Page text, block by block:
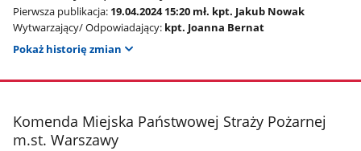
Pierwsza publikacja: 19.04.2024 15:20 mł. kpt. Jakub Nowak
Wytwarzający/ Odpowiadający: kpt. Joanna Bernat
Pokaż historię zmian
stopka
Komenda Miejska Państwowej Straży Pożarnej
m.st. Warszawy